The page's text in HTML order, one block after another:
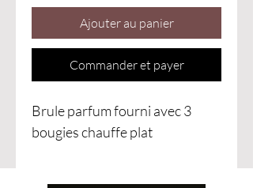
Ajouter au panier
Commander et payer
Brule parfum fourni avec 3
bougies chauffe plat